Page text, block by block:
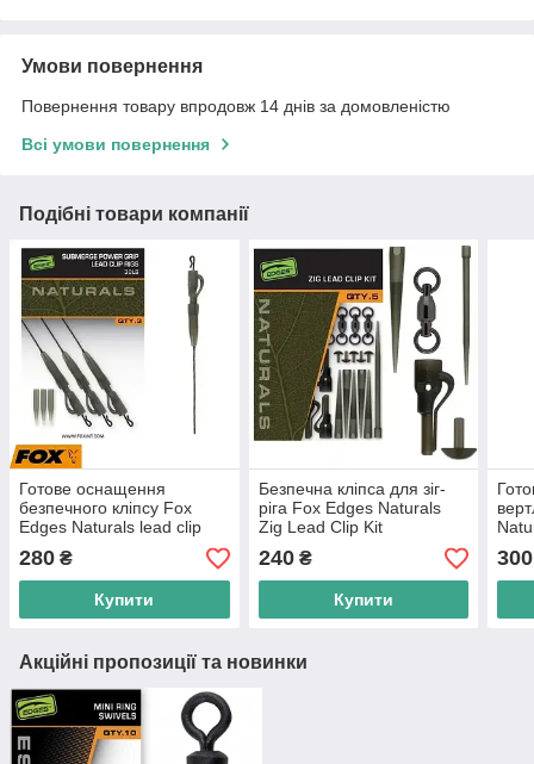
Умови повернення
Повернення товару впродовж 14 днів за домовленістю
Всі умови повернення
Подібні товари компанії
Готове оснащення
безпечного кліпсу Fox
Edges Naturals lead clip
3шт 75cm 30lb
280 ₴
Купити
Безпечна кліпса для зіг-
ріга Fox Edges Naturals
Zig Lead Clip Kit
240₴
Купити
300
Акційні пропозиції та новинки